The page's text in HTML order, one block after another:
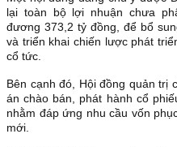
lại toàn bộ lợi nhuận chưa
đương 373,2 tỷ đồng, để bổ
và triển khai chiến lược phát
cổ tức.
Bên cạnh đó, Hội đồng quản trị
án chào bán, phát hành cổ
nhằm đáp ứng nhu cầu vốn
mới.